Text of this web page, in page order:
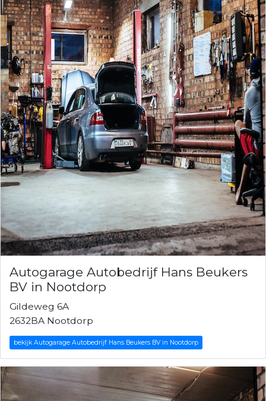
Autogarage Autobedrijf Hans Beukers
BV in Nootdorp
Gildeweg 6A
2632BA Nootdorp
bekijk Autogarage Autobedrijf Hans Beukers BV in Nootdorp